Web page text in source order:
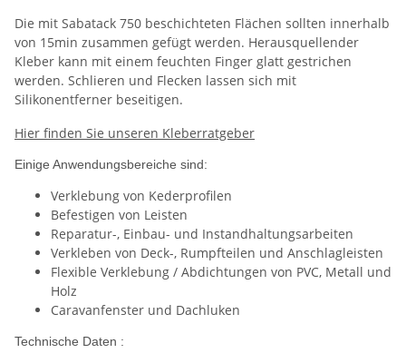
Die mit Sabatack 750 beschichteten Flächen sollten innerhalb
von 15min zusammen gefügt werden. Herausquellender
Kleber kann mit einem feuchten Finger glatt gestrichen
werden. Schlieren und Flecken lassen sich mit
Silikonentferner beseitigen.
Hier finden Sie unseren Kleberratgeber
Einige Anwendungsbereiche sind:
Verklebung von Kederprofilen
Befestigen von Leisten
Reparatur-, Einbau- und Instandhaltungsarbeiten
Verkleben von Deck-, Rumpfteilen und Anschlagleisten
Flexible Verklebung / Abdichtungen von PVC, Metall und
Holz
Caravanfenster und Dachluken
Technische Daten :